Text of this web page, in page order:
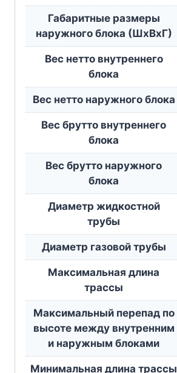
Габаритные размеры
наружного блока (ШxВxГ)
Вес нетто внутреннего
блока
Вес нетто наружного блока
Вес брутто внутреннего
блока
Вес брутто наружного
блока
Диаметр жидкостной
трубы
Диаметр газовой трубы
Максимальная длина
трассы
Максимальный перепад по
высоте между внутренним
и наружным блоками
Минимальная длина трассы